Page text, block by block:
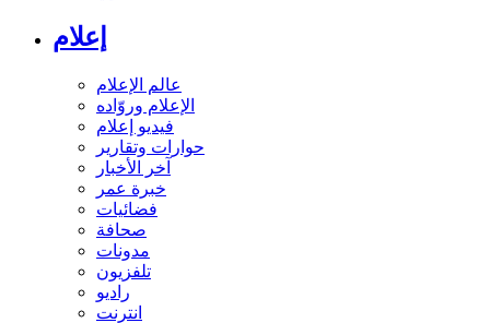
إعلام
عالم الإعلام
الإعلام وروّاده
فيديو إعلام
حوارات وتقارير
آخر الأخبار
خبرة عمر
فضائيات
صحافة
مدونات
تلفزيون
راديو
انترنت